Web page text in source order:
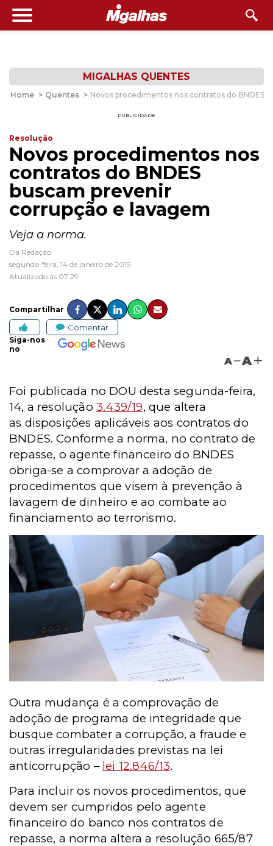
MIGALHAS QUENTES
Home > Quentes > Novos procedimentos nos contratos do BNDES
PUBLICIDADE
Resolução
Novos procedimentos nos
contratos do BNDES
buscam prevenir
corrupção e lavagem
Veja a norma.
Da Redação
segunda-feira, 14 de janeiro de 2019
Atualizado às 07:29
Compartilhar
Comentar
Siga-nos
no
A A
Foi publicada no DOU desta segunda-feira,
14, a resolução 3.439/19, que altera
as disposições aplicáveis aos contratos do
BNDES.Conforme a norma, no contrato de
repasse, o agente financeiro do BNDES
obriga-se a comprovar a adoção de
procedimentos que visem à prevenção à
lavagem de dinheiro e ao combate ao
financiamento ao terrorismo.
Outra mudança é a comprovação de
adoção de programa de integridade que
busque combater a corrupção, a fraude e
outras irregularidades previstas na lei
anticorrupção – lei 12.846/13.
Para incluir os novos procedimentos, que
devem ser cumpridos pelo agente
financeiro do banco nos contratos de
repasse, a norma altera a resolução 665/87